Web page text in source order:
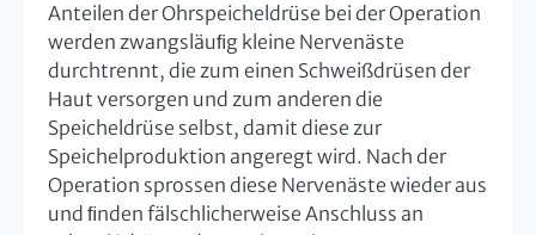
Anteilen der Ohrspeicheldrüse bei der Operation
werden zwangsläuﬁg kleine Nervenäste
durchtrennt, die zum einen Schweißdrüsen der
Haut versorgen und zum anderen die
Speicheldrüse selbst, damit diese zur
Speichelproduktion angeregt wird. Nach der
Operation sprossen diese Nervenäste wieder aus
und ﬁnden fälschlicherweise Anschluss an